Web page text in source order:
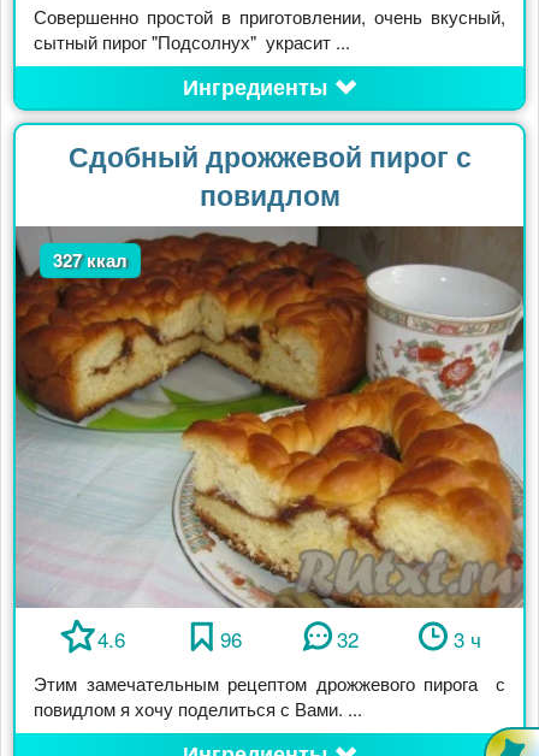
Совершенно простой в приготовлении, очень вкусный,
сытный пирог "Подсолнух" украсит ...
Ингредиенты
Сдобный дрожжевой пирог с
повидлом
327 ккал
4.6 96 32 3 ч
Этим замечательным рецептом дрожжевого пирога с
повидлом я хочу поделиться с Вами. ...